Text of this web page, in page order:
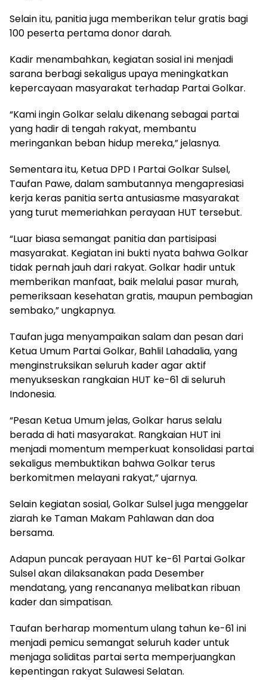
Selain itu, panitia juga memberikan telur gratis bagi
100 peserta pertama donor darah.
Kadir menambahkan, kegiatan sosial ini menjadi
sarana berbagi sekaligus upaya meningkatkan
kepercayaan masyarakat terhadap Partai Golkar.
“Kami ingin Golkar selalu dikenang sebagai partai
yang hadir di tengah rakyat, membantu
meringankan beban hidup mereka,” jelasnya.
Sementara itu, Ketua DPD I Partai Golkar Sulsel,
Taufan Pawe, dalam sambutannya mengapresiasi
kerja keras panitia serta antusiasme masyarakat
yang turut memeriahkan perayaan HUT tersebut.
“Luar biasa semangat panitia dan partisipasi
masyarakat. Kegiatan ini bukti nyata bahwa Golkar
tidak pernah jauh dari rakyat. Golkar hadir untuk
memberikan manfaat, baik melalui pasar murah,
pemeriksaan kesehatan gratis, maupun pembagian
sembako,” ungkapnya.
Taufan juga menyampaikan salam dan pesan dari
Ketua Umum Partai Golkar, Bahlil Lahadalia, yang
menginstruksikan seluruh kader agar aktif
menyukseskan rangkaian HUT ke-61 di seluruh
Indonesia.
“Pesan Ketua Umum jelas, Golkar harus selalu
berada di hati masyarakat. Rangkaian HUT ini
menjadi momentum memperkuat konsolidasi partai
sekaligus membuktikan bahwa Golkar terus
berkomitmen melayani rakyat,” ujarnya.
Selain kegiatan sosial, Golkar Sulsel juga menggelar
ziarah ke Taman Makam Pahlawan dan doa
bersama.
Adapun puncak perayaan HUT ke-61 Partai Golkar
Sulsel akan dilaksanakan pada Desember
mendatang, yang rencananya melibatkan ribuan
kader dan simpatisan.
Taufan berharap momentum ulang tahun ke-61 ini
menjadi pemicu semangat seluruh kader untuk
menjaga soliditas partai serta memperjuangkan
kepentingan rakyat Sulawesi Selatan.